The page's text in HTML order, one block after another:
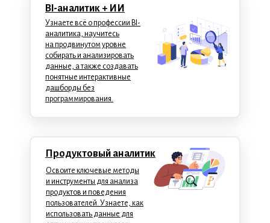
Освоите ключевые методы
и инструменты для анализа
продуктов и поведения
пользователей. Узнаете, как
использовать данные для
Продуктовый аналитик
BI-аналитик + ИИ
Узнаете всё о профессии BI-
аналитика, научитесь
на продвинутом уровне
собирать и анализировать
данные, а также создавать
понятные интерактивные
дашборды без
программирования.